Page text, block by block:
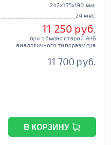
242x175x190 мм.
24 мес.
11 250 руб.
при обмене старой АКБ
аналогичного типоразмера
11 700 руб.
В КОРЗИНУ